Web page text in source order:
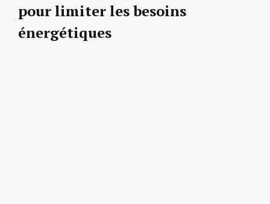
pour limiter les besoins
énergétiques